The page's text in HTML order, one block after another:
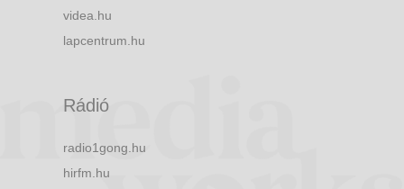
videa.hu
lapcentrum.hu
Rádió
radio1gong.hu
hirfm.hu